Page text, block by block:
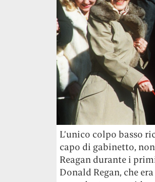
L’unico colpo basso
capo di gabinetto,
Reagan durante i
Donald Regan, che